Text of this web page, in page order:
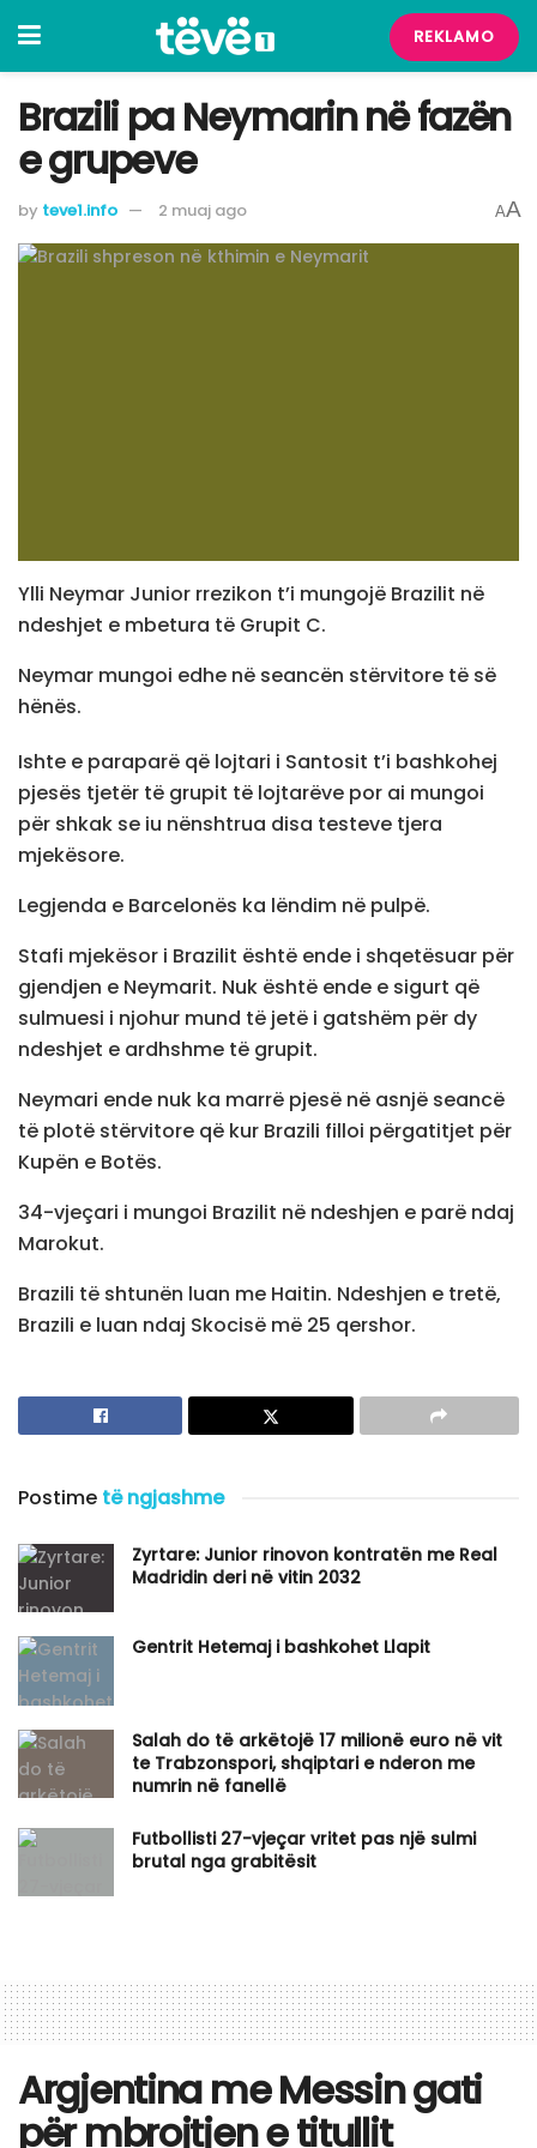
REKLAMO
Brazili pa Neymarin në fazën
e grupeve
by teve1.info 2 muaj ago AA
Ylli Neymar Junior rrezikon t’i mungojë Brazilit në
ndeshjet e mbetura të Grupit C.
Neymar mungoi edhe në seancën stërvitore të së
hënës.
Ishte e paraparë që lojtari i Santosit t’i bashkohej
pjesës tjetër të grupit të lojtarëve por ai mungoi
për shkak se iu nënshtrua disa testeve tjera
mjekësore.
Legjenda e Barcelonës ka lëndim në pulpë.
Stafi mjekësor i Brazilit është ende i shqetësuar për
gjendjen e Neymarit. Nuk është ende e sigurt që
sulmuesi i njohur mund të jetë i gatshëm për dy
ndeshjet e ardhshme të grupit.
Neymari ende nuk ka marrë pjesë në asnjë seancë
të plotë stërvitore që kur Brazili filloi përgatitjet për
Kupën e Botës.
34-vjeçari i mungoi Brazilit në ndeshjen e parë ndaj
Marokut.
Brazili të shtunën luan me Haitin. Ndeshjen e tretë,
Brazili e luan ndaj Skocisë më 25 qershor.
Postime të ngjashme
Zyrtare: Junior rinovon kontratën me Real
Madridin deri në vitin 2032
Gentrit Hetemaj i bashkohet Llapit
Salah do të arkëtojë 17 milionë euro në vit
te Trabzonspori, shqiptari e nderon me
numrin në fanellë
Futbollisti 27-vjeçar vritet pas një sulmi
brutal nga grabitësit
Argjentina me Messin gati
për mbrojtjen e titullit